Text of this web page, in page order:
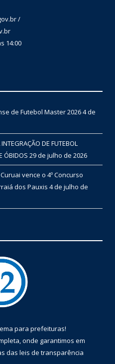
/
14:00
de Futebol Master 20264 de
DE FUTEBOL
ÓBIDOS 29 de julho de 2026
vence o 4º Concurso
dos Pauxis 4 de julho de
para prefeituras!
onde garantimos em
das leis de transparência